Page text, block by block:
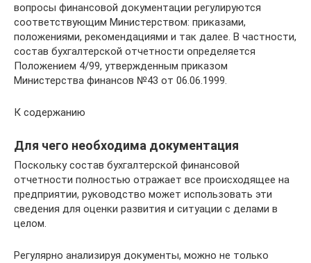
вопросы финансовой документации регулируются
соответствующим Министерством: приказами,
положениями, рекомендациями и так далее. В частности,
состав бухгалтерской отчетности определяется
Положением 4/99, утвержденным приказом
Министерства финансов №43 от 06.06.1999.
К содержанию
Для чего необходима документация
Поскольку состав бухгалтерской финансовой
отчетности полностью отражает все происходящее на
предприятии, руководство может использовать эти
сведения для оценки развития и ситуации с делами в
целом.
Регулярно анализируя документы, можно не только